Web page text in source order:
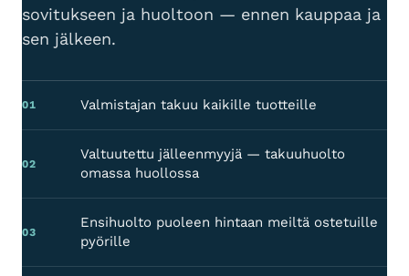
sovitukseen ja huoltoon — ennen kauppaa ja
sen jälkeen.
01 Valmistajan takuu kaikille tuotteille
02
Valtuutettu jälleenmyyjä — takuuhuolto
omassa huollossa
03
Ensihuolto puoleen hintaan meiltä ostetuille
pyörille